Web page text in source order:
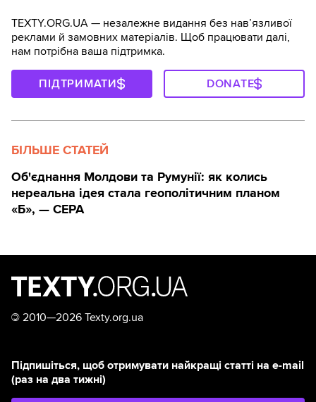
TEXTY.ORG.UA — незалежне видання без навʼязливої
реклами й замовних матеріалів. Щоб працювати далі,
нам потрібна ваша підтримка.
ПІДТРИМАТИ DONATE
БІЛЬШЕ СТАТЕЙ
Об'єднання Молдови та Румунії: як колись
нереальна ідея стала геополітичним планом
«Б», — CEPA
© 2010—2026 Texty.org.ua
Підпишіться, щоб отримувати найкращі статті на e-mail
(раз на два тижні)